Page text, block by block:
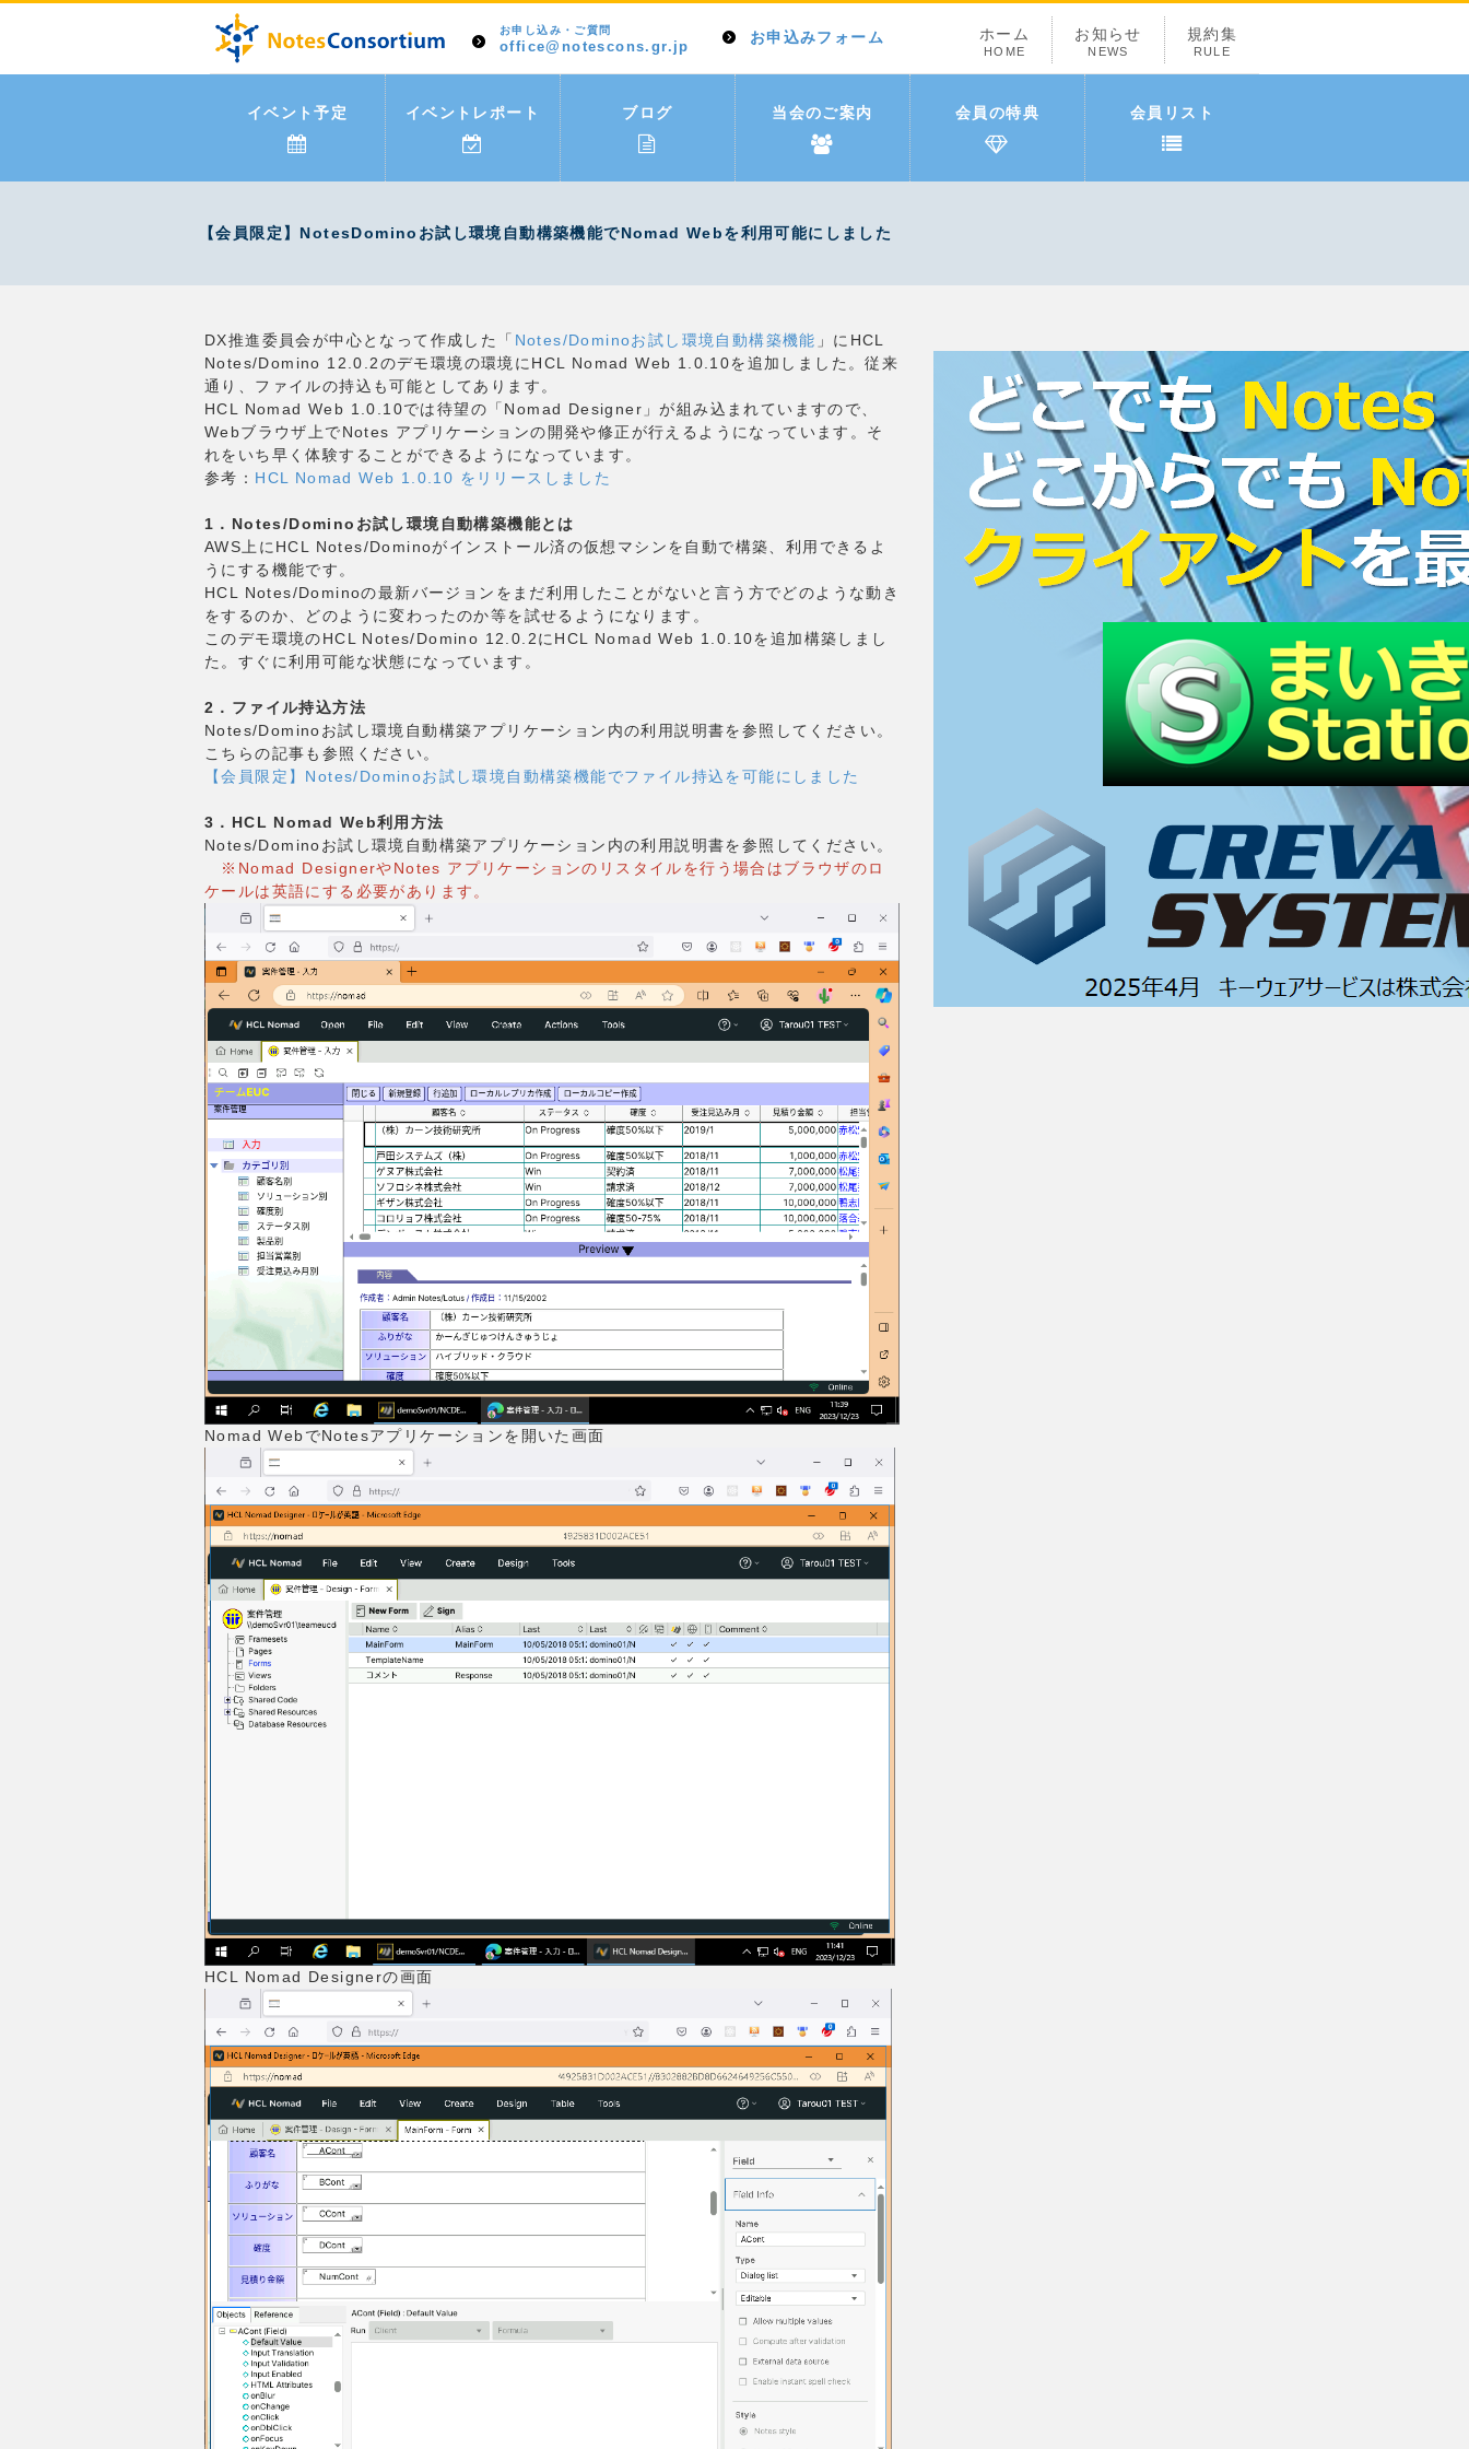
お申し込み・ご質問
office@notescons.gr.jp
お申込みフォーム ホーム
HOME
お知らせ
NEWS
規約集
RULE
イベント予定 イベントレポート ブログ 当会のご案内 会員の特典 会員リスト
【会員限定】NotesDominoお試し環境自動構築機能でNomad Webを利用可能にしました
DX推進委員会が中心となって作成した「 Notes/Dominoお試し環境自動構築機能 」にHCL
Notes/Domino 12.0.2のデモ環境の環境にHCL Nomad Web 1.0.10を追加しました。従来
通り、ファイルの持込も可能としてあります。
HCL Nomad Web 1.0.10では待望の「Nomad Designer」が組み込まれていますので、
Webブラウザ上でNotes アプリケーションの開発や修正が行えるようになっています。そ
れをいち早く体験することができるようになっています。
参考： HCL Nomad Web 1.0.10 をリリースしました
1．Notes/Dominoお試し環境自動構築機能とは
AWS上にHCL Notes/Dominoがインストール済の仮想マシンを自動で構築、利用できるよ
うにする機能です。
HCL Notes/Dominoの最新バージョンをまだ利用したことがないと言う方でどのような動き
をするのか、どのように変わったのか等を試せるようになります。
このデモ環境のHCL Notes/Domino 12.0.2にHCL Nomad Web 1.0.10を追加構築しまし
た。すぐに利用可能な状態になっています。
2．ファイル持込方法
Notes/Dominoお試し環境自動構築アプリケーション内の利用説明書を参照してください。
こちらの記事も参照ください。
【会員限定】Notes/Dominoお試し環境自動構築機能でファイル持込を可能にしました
3．HCL Nomad Web利用方法
Notes/Dominoお試し環境自動構築アプリケーション内の利用説明書を参照してください。
※Nomad DesignerやNotes アプリケーションのリスタイルを行う場合はブラウザのロ
ケールは英語にする必要があります。
Nomad WebでNotesアプリケーションを開いた画面
HCL Nomad Designerの画面